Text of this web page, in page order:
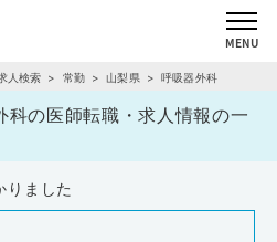
人検索 常勤 山梨県 呼吸器外科
の医師転職・求人情報の一
りました